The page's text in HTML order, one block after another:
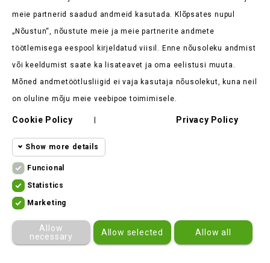

Tooted
Meie Ettevõte
Klient Ütleb
meie partnerid saadud andmeid kasutada. Klõpsates nupul
„Nõustun“, nõustute meie ja meie partnerite andmete
töötlemisega eespool kirjeldatud viisil. Enne nõusoleku andmist
või keeldumist saate ka lisateavet ja oma eelistusi muuta.
Mõned andmetöötlusliigid ei vaja kasutaja nõusolekut, kuna neil
on oluline mõju meie veebipoe toimimisele.
Cookie Policy Privacy Policy
Show more details
and using it's basic funcions. This
Statistics
cookies
Marketing
cookies
Funcional
Statistics
Marketing
Allow
necessary
Allow selected Allow all